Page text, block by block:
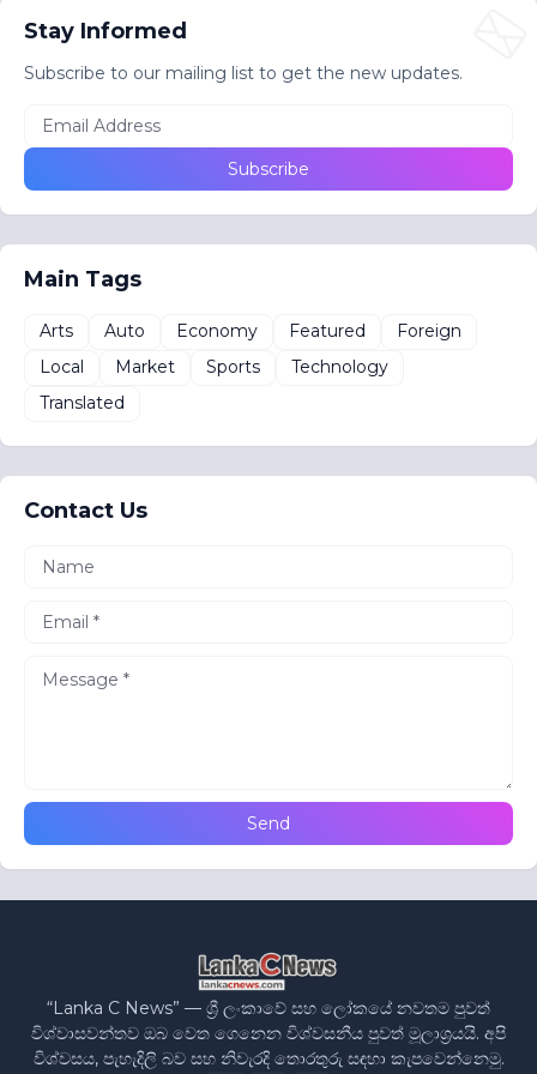
Stay Informed
Subscribe to our mailing list to get the new updates.
Main Tags
Arts Auto Economy Featured
Foreign
Local
Market Sports
Technology
Translated
Contact Us
“Lanka C News” — ශ්‍රී ලංකාවේ සහ ලෝකයේ නවතම පුවත්
විශ්වාසවන්තව ඔබ වෙත ගෙනෙන විශ්වසනීය පුවත් මූලාශ්‍රයයි. අපි
විශ්වසය, පැහැදිලි බව සහ නිවැරදි තොරතුරු සඳහා කැපවෙන්නෙමු.